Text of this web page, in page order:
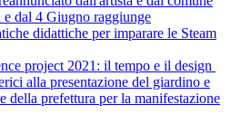
dal 4 Giugno raggiunge
didattiche per imparare le Steam
project 2021: il tempo e il design
alla presentazione del giardino e
della prefettura per la manifestazione